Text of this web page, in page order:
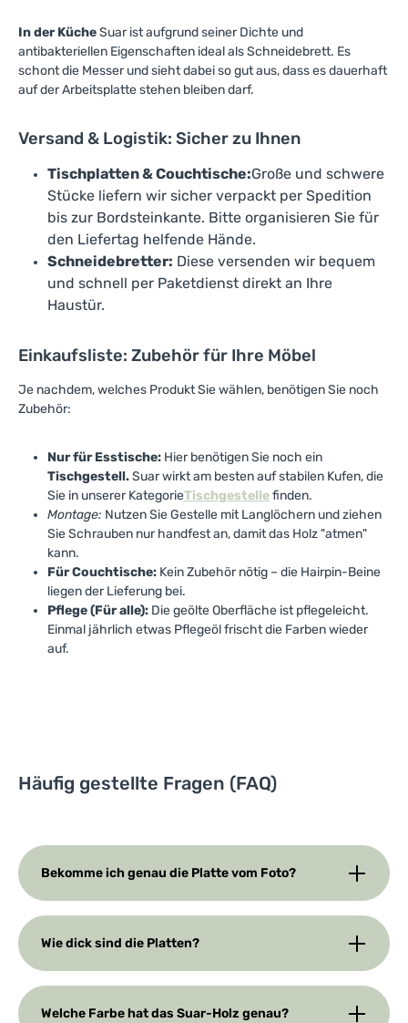
In der KücheSuar ist aufgrund seiner Dichte und
antibakteriellen Eigenschaften ideal als Schneidebrett. Es
schont die Messer und sieht dabei so gut aus, dass es dauerhaft
auf der Arbeitsplatte stehen bleiben darf.
Versand & Logistik: Sicher zu Ihnen
Tischplatten & Couchtische:Große und schwere
Stücke liefern wir sicher verpackt per Spedition
bis zur Bordsteinkante. Bitte organisieren Sie für
den Liefertag helfende Hände.
Schneidebretter: Diese versenden wir bequem
und schnell per Paketdienst direkt an Ihre
Haustür.
Einkaufsliste: Zubehör für Ihre Möbel
Je nachdem, welches Produkt Sie wählen, benötigen Sie noch
Zubehör:
Nur für Esstische: Hier benötigen Sie noch ein
Tischgestell.Suar wirkt am besten auf stabilen Kufen, die
Sie in unserer KategorieTischgestellefinden.
Montage: Nutzen Sie Gestelle mit Langlöchern und ziehen
Sie Schrauben nur handfest an, damit das Holz "atmen"
kann.
Für Couchtische: Kein Zubehör nötig – die Hairpin-Beine
liegen der Lieferung bei.
Pflege (Für alle): Die geölte Oberfläche ist pflegeleicht.
Einmal jährlich etwas Pflegeöl frischt die Farben wieder
auf.
Häufig gestellte Fragen (FAQ)
Bekomme ich genau die Platte vom Foto?
Wie dick sind die Platten?
Welche Farbe hat das Suar-Holz genau?